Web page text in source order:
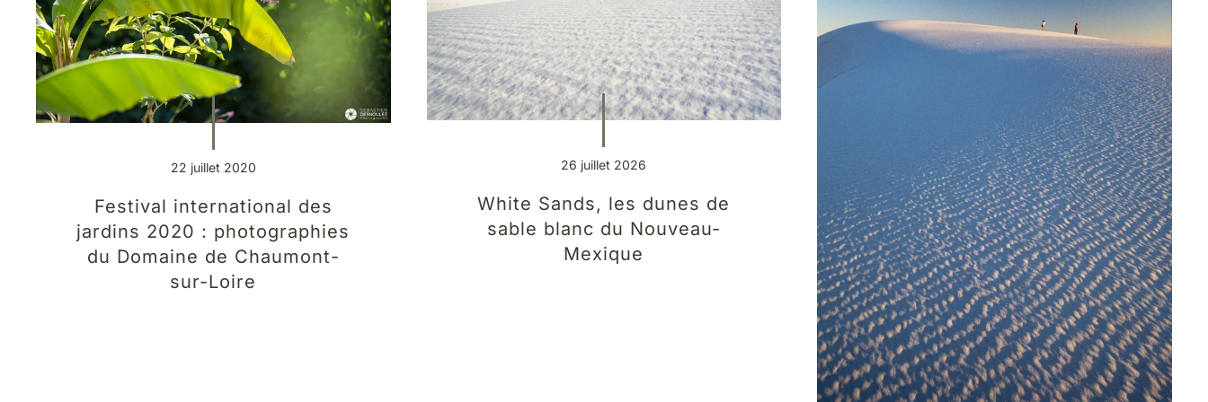
22 juillet 2020
Festival international des
jardins 2020 : photographies
du Domaine de Chaumont-
sur-Loire
26 juillet 2026
White Sands, les dunes de
sable blanc du Nouveau-
Mexique